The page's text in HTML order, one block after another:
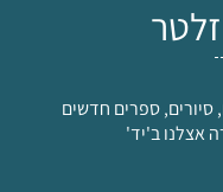
סיורים, ספרים חדשים
אצלנו ב'יד'